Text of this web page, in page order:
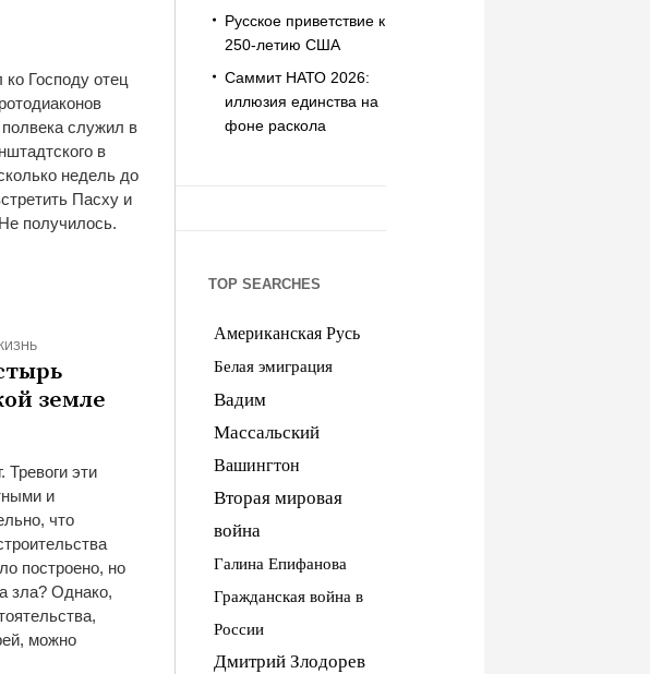
Господу отец
служил в
в
недель до
Пасху и
получилось.
земле
эти
и
что
построено, но
зла? Однако,
можно
Русское приветствие к
250-летию США
Саммит НАТО 2026:
иллюзия единства на
фоне раскола
TOP SEARCHES
Американская Русь
Белая эмиграция
Вадим
Массальский
Вашингтон
Вторая мировая
война
Галина Епифанова
Гражданская война в
России
Дмитрий Злодорев